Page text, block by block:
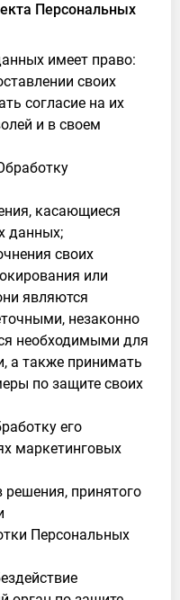
Персональных
имеет право:
своих
согласие на их
и в своем
касающиеся
данных;
своих
или
являются
незаконно
необходимыми для
а также принимать
по защите своих
его
маркетинговых
решения, принятого
Персональных